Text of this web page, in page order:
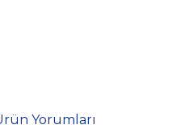
Yorumları